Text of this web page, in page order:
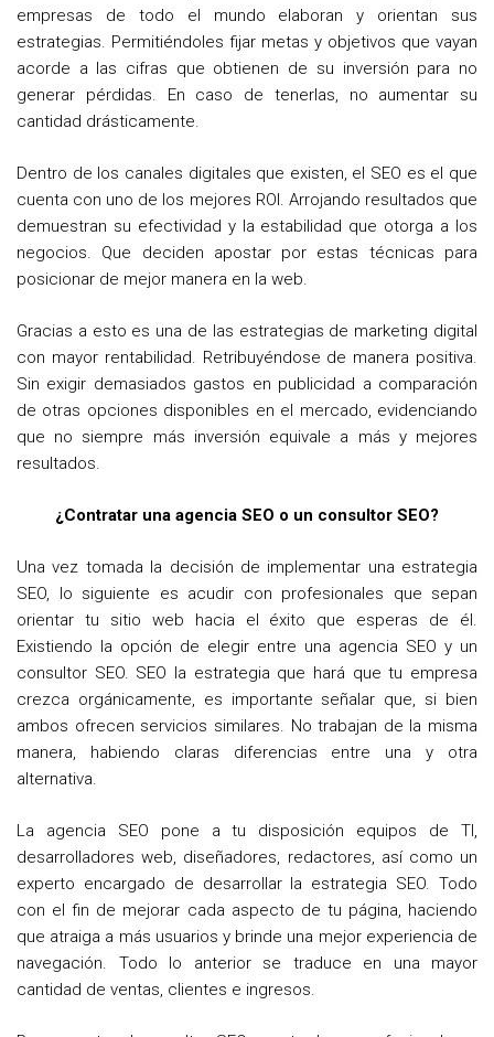
empresas de todo el mundo elaboran y orientan sus
estrategias. Permitiéndoles fijar metas y objetivos que vayan
acorde a las cifras que obtienen de su inversión para no
generar pérdidas. En caso de tenerlas, no aumentar su
cantidad drásticamente.
Dentro de los canales digitales que existen, el SEO es el que
cuenta con uno de los mejores ROI. Arrojando resultados que
demuestran su efectividad y la estabilidad que otorga a los
negocios. Que deciden apostar por estas técnicas para
posicionar de mejor manera en la web.
Gracias a esto es una de las estrategias de marketing digital
con mayor rentabilidad. Retribuyéndose de manera positiva.
Sin exigir demasiados gastos en publicidad a comparación
de otras opciones disponibles en el mercado, evidenciando
que no siempre más inversión equivale a más y mejores
resultados.
¿Contratar una agencia SEO o un consultor SEO?
Una vez tomada la decisión de implementar una estrategia
SEO, lo siguiente es acudir con profesionales que sepan
orientar tu sitio web hacia el éxito que esperas de él.
Existiendo la opción de elegir entre una agencia SEO y un
consultor SEO. SEO la estrategia que hará que tu empresa
crezca orgánicamente, es importante señalar que, si bien
ambos ofrecen servicios similares. No trabajan de la misma
manera, habiendo claras diferencias entre una y otra
alternativa.
La agencia SEO pone a tu disposición equipos de TI,
desarrolladores web, diseñadores, redactores, así como un
experto encargado de desarrollar la estrategia SEO. Todo
con el fin de mejorar cada aspecto de tu página, haciendo
que atraiga a más usuarios y brinde una mejor experiencia de
navegación. Todo lo anterior se traduce en una mayor
cantidad de ventas, clientes e ingresos.